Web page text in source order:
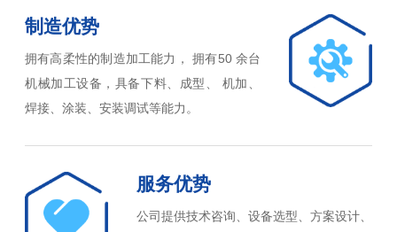
制造优势
拥有高柔性的制造加工能力， 拥有50 余台
机械加工设备，具备下料、成型、 机加、
焊接、涂装、安装调试等能力。
服务优势
公司提供技术咨询、设备选型、方案设计、